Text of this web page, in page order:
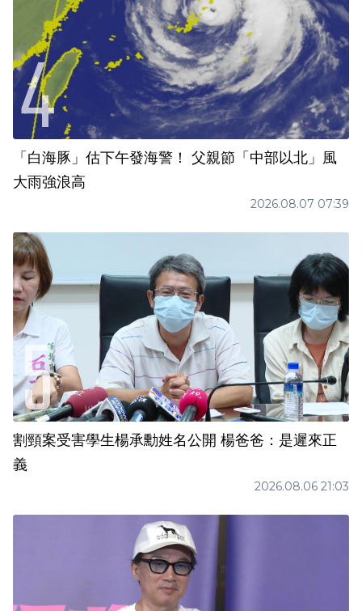
「白海豚」估下午發海警！ 父親節「中部以北」風
大雨強浪高
2026.08.07 07:39
割頸案受害學生楊承勳姓名公開 楊爸爸：是遲來正
義
2026.08.06 21:03